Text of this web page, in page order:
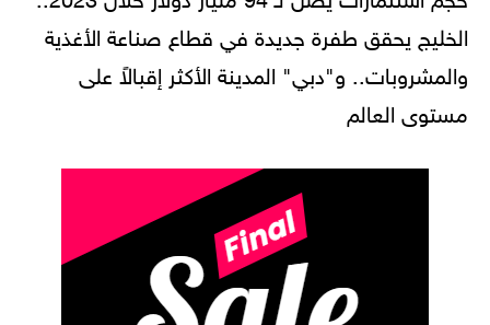
الخليج يحقق طفرة جديدة في قطاع صناعة الأغذية
والمشروبات.. و"دبي" المدينة الأكثر إقبالاً على
مستوى العالم